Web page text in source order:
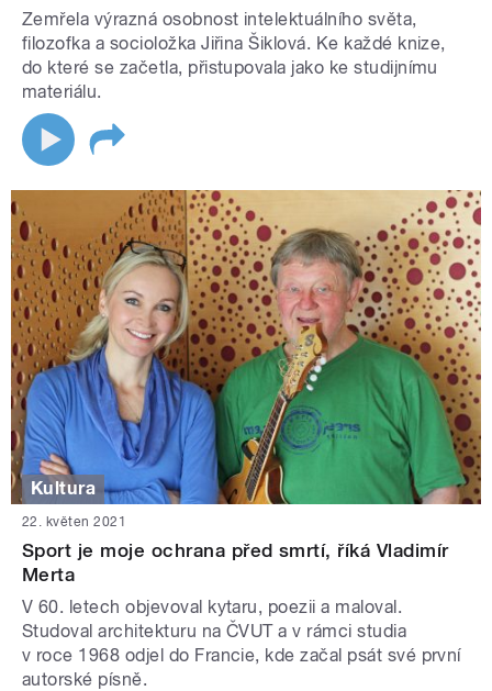
Zemřela výrazná osobnost intelektuálního světa,
filozofka a socioložka Jiřina Šiklová. Ke každé knize,
do které se začetla, přistupovala jako ke studijnímu
materiálu.
Kultura
22. květen 2021
Sport je moje ochrana před smrtí, říká Vladimír
Merta
V 60. letech objevoval kytaru, poezii a maloval.
Studoval architekturu na ČVUT a v rámci studia
v roce 1968 odjel do Francie, kde začal psát své první
autorské písně.